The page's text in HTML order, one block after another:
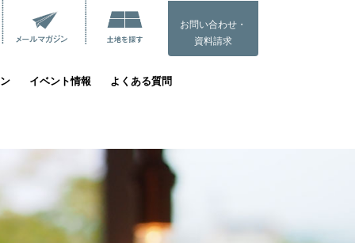
お問い合わせ・
資料請求
イベント情報 よくある質問